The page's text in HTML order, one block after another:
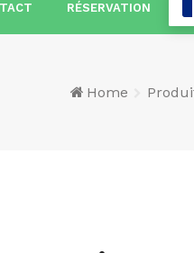
RÉSERVATION
Home